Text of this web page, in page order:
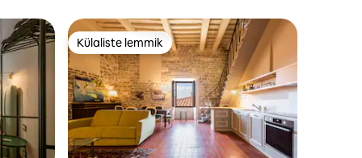
Külaliste lemmik
Külaliste lemmik